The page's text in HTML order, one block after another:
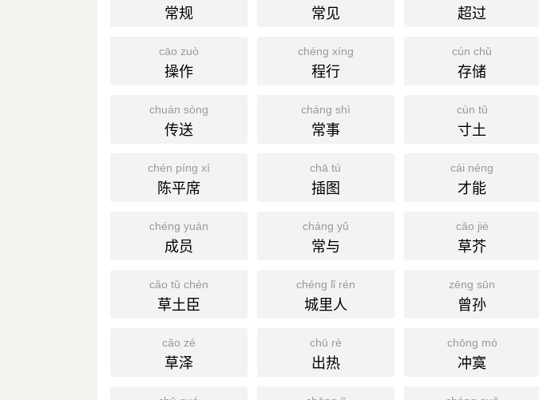
常规 常见 超过
cāo zuò
操作
chéng xíng
程行
cún chǔ
存储
chuán sòng
传送
cháng shì
常事
cùn tǔ
寸土
chén píng xí
陈平席
chā tú
插图
cái néng
才能
chéng yuán
成员
cháng yǔ
常与
cǎo jiè
草芥
cǎo tǔ chén
草土臣
chéng lǐ rén
城里人
zēng sūn
曾孙
cǎo zé
草泽
chū rè
出热
chōng mò
冲寞